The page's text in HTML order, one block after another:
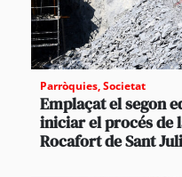
Parròquies,Societat
Emplaçat el segon
iniciar el procés de
Rocafort de Sant